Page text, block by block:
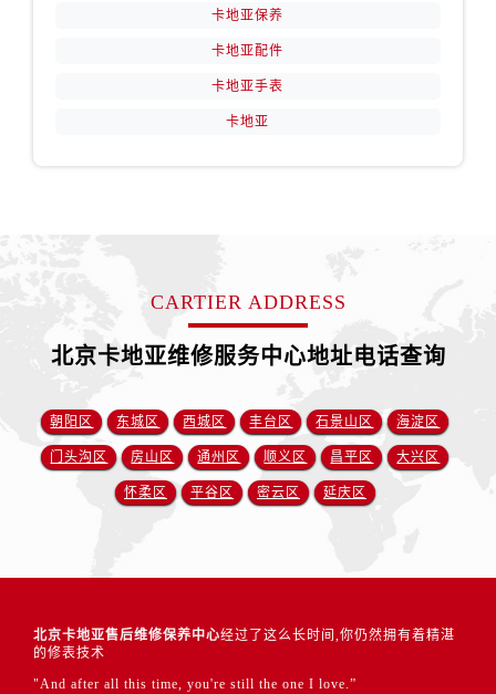
卡地亚保养
卡地亚配件
卡地亚手表
卡地亚
CARTIER ADDRESS
北京卡地亚维修服务中心地址电话查询
朝阳区 东城区 西城区 丰台区 石景山区 海淀区
门头沟区 房山区 通州区 顺义区 昌平区 大兴区
怀柔区 平谷区 密云区 延庆区
北京卡地亚售后维修保养中心经过了这么长时间,你仍然拥有着精湛
的修表技术
"And after all this time, you're still the one I love.”